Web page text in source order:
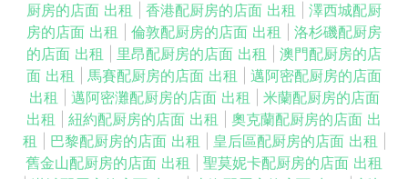
厨房的店面 出租
香港配厨房的店面 出租
澤西城配厨
房的店面 出租
倫敦配厨房的店面 出租
洛杉磯配厨房
的店面 出租
里昂配厨房的店面 出租
澳門配厨房的店
面 出租
馬賽配厨房的店面 出租
邁阿密配厨房的店面
出租
邁阿密灘配厨房的店面 出租
米蘭配厨房的店面
出租
紐約配厨房的店面 出租
奧克蘭配厨房的店面 出
租
巴黎配厨房的店面 出租 皇后區配厨房的店面 出租
舊金山配厨房的店面 出租
聖莫妮卡配厨房的店面 出租